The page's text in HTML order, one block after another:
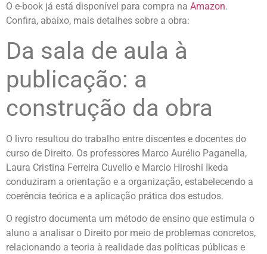
O e-book já está disponível para compra na Amazon.
Confira, abaixo, mais detalhes sobre a obra:
Da sala de aula à
publicação: a
construção da obra
O livro resultou do trabalho entre discentes e docentes do
curso de Direito. Os professores Marco Aurélio Paganella,
Laura Cristina Ferreira Cuvello e Marcio Hiroshi Ikeda
conduziram a orientação e a organização, estabelecendo a
coerência teórica e a aplicação prática dos estudos.
O registro documenta um método de ensino que estimula o
aluno a analisar o Direito por meio de problemas concretos,
relacionando a teoria à realidade das políticas públicas e